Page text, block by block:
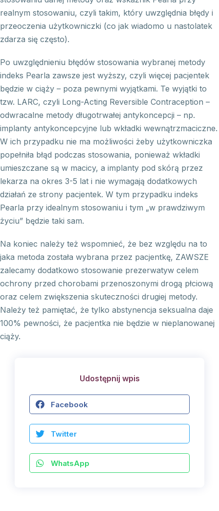
realnym stosowaniu, czyli takim, który uwzględnia błędy i
przeoczenia użytkowniczki (co jak wiadomo u nastolatek
zdarza się często).
Po uwzględnieniu błędów stosowania wybranej metody
indeks Pearla zawsze jest wyższy, czyli więcej pacjentek
będzie w ciąży – poza pewnymi wyjątkami. Te wyjątki to
tzw. LARC, czyli Long-Acting Reversible Contraception –
odwracalne metody długotrwałej antykoncepcji – np.
implanty antykoncepcyjne lub wkładki wewnątrzmaciczne.
W ich przypadku nie ma możliwości żeby użytkowniczka
popełniła błąd podczas stosowania, ponieważ wkładki
umieszczane są w macicy, a implanty pod skórą przez
lekarza na okres 3-5 lat i nie wymagają dodatkowych
działań ze strony pacjentek. W tym przypadku indeks
Pearla przy idealnym stosowaniu i tym „w prawdziwym
życiu” będzie taki sam.
Na koniec należy też wspomnieć, że bez względu na to
jaka metoda została wybrana przez pacjentkę, ZAWSZE
zalecamy dodatkowo stosowanie prezerwatyw celem
ochrony przed chorobami przenoszonymi drogą płciową
oraz celem zwiększenia skuteczności drugiej metody.
Należy też pamiętać, że tylko abstynencja seksualna daje
100% pewności, że pacjentka nie będzie w nieplanowanej
ciąży.
Udostępnij wpis
Facebook
Twitter
WhatsApp